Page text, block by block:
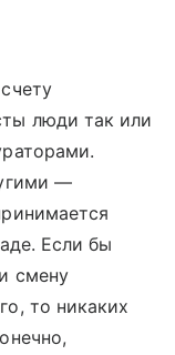
люди так или
—
Если бы
смену
то никаких